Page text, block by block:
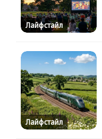
Лайфстайл
Лайфстайл